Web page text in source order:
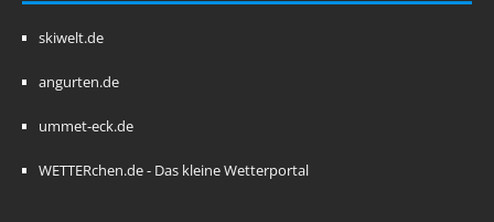
skiwelt.de
angurten.de
ummet-eck.de
WETTERchen.de - Das kleine Wetterportal